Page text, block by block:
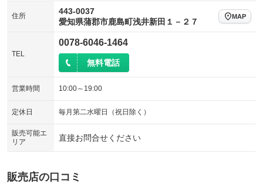
住所
443-0037
愛知県蒲郡市鹿島町浅井新田１－２７
MAP
TEL
0078-6046-1464
無料電話
営業時間 10:00～19:00
定休日 毎月第二水曜日（祝日除く）
販売可能エ
リア
直接お問合せください
販売店の口コミ